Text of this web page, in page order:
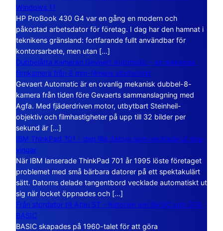
Windows 11
HP ProBook 430 G4 var en gång en modern och
påkostad arbetsdator för företag. I dag har den hamnat i
teknikens gränsland: fortfarande fullt användbar för
kontorsarbete, men utan […]
Dubbelåtta Kameran Gevaert Automatic – en mekanisk
filmkamera från 8 mm-filmens storhetstid
Gevaert Automatic är en ovanlig mekanisk dubbel-8-
kamera från tiden före Gevaerts sammanslagning med
Agfa. Med fjäderdriven motor, utbytbart Steinheil-
objektiv och filmhastigheter på upp till 32 bilder per
sekund är […]
IBM ThinkPad 701 – den lilla datorn som vecklade ut sina
vingar
När IBM lanserade ThinkPad 701 år 1995 löste företaget
problemet med små bärbara datorer på ett spektakulärt
sätt. Datorns delade tangentbord vecklade automatiskt ut
sig när locket öppnades och […]
Från stordator till Atari ST – historien om BASIC och GFA
BASIC
BASIC skapades på 1960-talet för att göra